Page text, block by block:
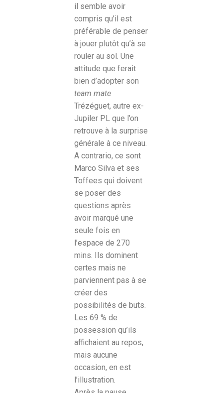
il semble avoir
compris qu’il est
préférable de penser
à jouer plutôt qu’à se
rouler au sol. Une
attitude que ferait
bien d’adopter son
team mate
Trézéguet, autre ex-
Jupiler PL que l’on
retrouve à la surprise
générale à ce niveau.
A contrario, ce sont
Marco Silva et ses
Toffees qui doivent
se poser des
questions après
avoir marqué une
seule fois en
l’espace de 270
mins. Ils dominent
certes mais ne
parviennent pas à se
créer des
possibilités de buts.
Les 69 % de
possession qu’ils
affichaient au repos,
mais aucune
occasion, en est
l’illustration.